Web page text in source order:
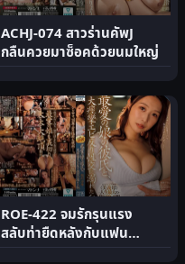
ACHJ-074 สาวร่านคัพJ
กลืนควยมาซ็อคด้วยนมใหญ่
ROE-422 จมรักรุนแรง
สลับท่ายืดหลังกับแฟน
ลูกสาว